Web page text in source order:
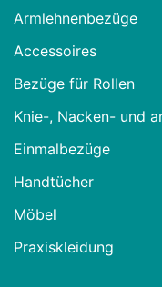
Armlehnenbezüge
Accessoires
Bezüge für Rollen
Knie-, Nacken- und
Einmalbezüge
Handtücher
Möbel
Praxiskleidung